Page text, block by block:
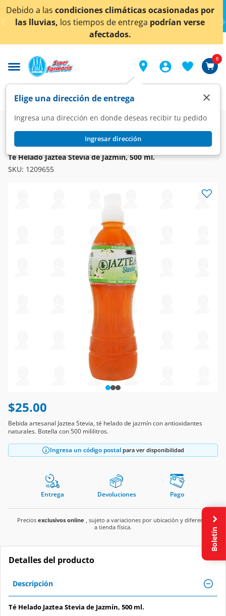
< div class="carousel-inner">
ocasionadas por
entregapodrían verse
¡Ahora también en
Elige una dirección de entrega
Ingresa una dirección en donde deseas recibir tu pedido
Ingresar dirección
×
0
Super Bebidas
Preparadas y Refrescantes
Refrescantes
JAZTEA
Té Helado Jaztea Stevia de Jazmín, 500 ml.
SKU: 1209655
$25.00
Bebida artesanal Jaztea Stevia, té helado de jazmín con antioxidantes
naturales. Botella con 500 mililitros.
Ingresa un código postal para ver disponibilidad
Entrega Devoluciones Pago
Precios exclusivos online , sujeto a variaciones por ubicación y diferente
a tienda física.
Detalles del producto
Descripción
Té Helado Jaztea Stevia de Jazmín, 500 ml.
Boletín